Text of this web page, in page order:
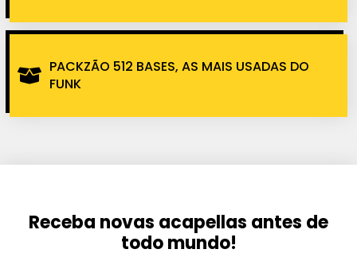
PACKZÃO 512 BASES, AS MAIS USADAS DO
FUNK
Receba novas acapellas antes de
todo mundo!